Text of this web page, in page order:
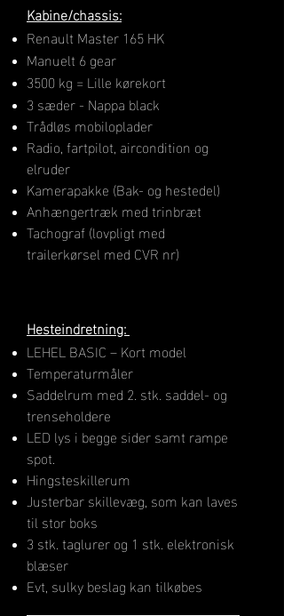
Kabine/chassis:
Renault Master 165 HK
Manuelt 6 gear
3500 kg = Lille kørekort
3 sæder - Nappa black
Trådløs mobiloplader
Radio, fartpilot, aircondition og
elruder
Kamerapakke (Bak- og hestedel)
Anhængertræk med trinbræt
Tachograf (lovpligt med
trailerkørsel med CVR nr)
H​esteindretning:
LEHEL BASIC – Kort model
Temperaturmåler
Saddelrum med 2. stk. saddel- og
trenseholdere
LED lys i begge sider samt rampe
spot.
Hingsteskillerum
Justerbar skillevæg, som kan laves
til stor boks
3 stk. taglurer og 1 stk. elektronisk
blæser
Evt, sulky beslag kan tilkøbes